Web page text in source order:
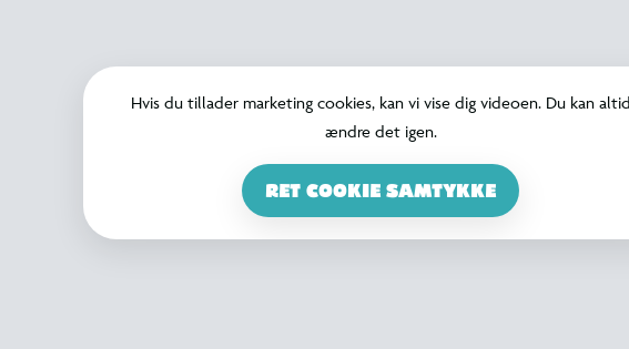
Hvis du tillader marketing cookies, kan vi vise dig videoen. Du kan
ændre det igen.
RET COOKIE SAMTYKKE